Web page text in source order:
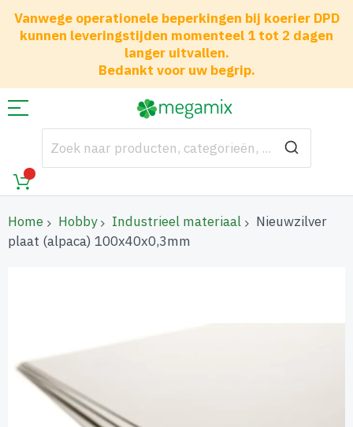
Vanwege operationele beperkingen bij koerier DPD
kunnen leveringstijden momenteel 1 tot 2 dagen
langer uitvallen.
Bedankt voor uw begrip.
Home Hobby Industrieel materiaal
Nieuwzilver
plaat (alpaca) 100x40x0,3mm
afbeeldingen-
gallerij